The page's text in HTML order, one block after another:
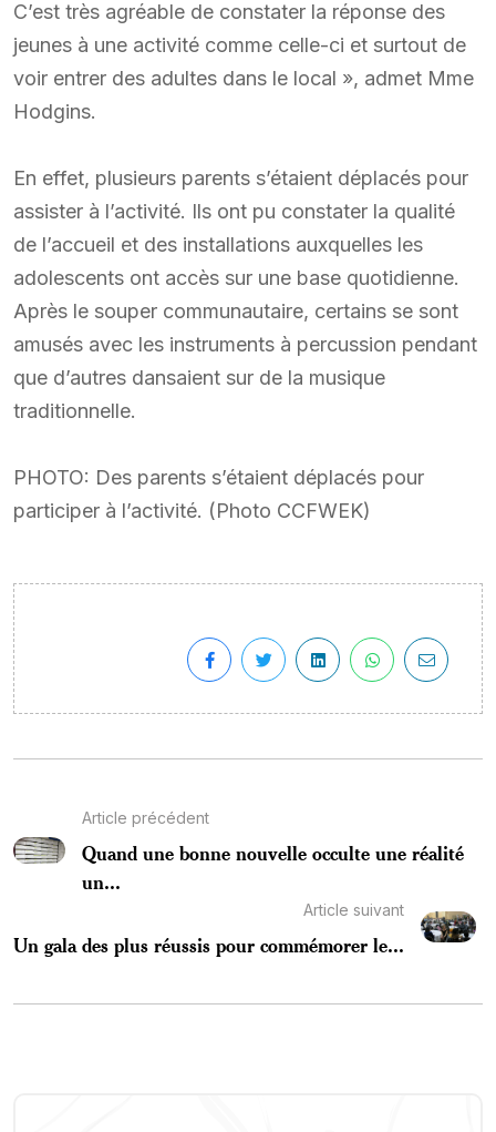
C’est très agréable de constater la réponse des
jeunes à une activité comme celle-ci et surtout de
voir entrer des adultes dans le local », admet Mme
Hodgins.
En effet, plusieurs parents s’étaient déplacés pour
assister à l’activité. Ils ont pu constater la qualité
de l’accueil et des installations auxquelles les
adolescents ont accès sur une base quotidienne.
Après le souper communautaire, certains se sont
amusés avec les instruments à percussion pendant
que d’autres dansaient sur de la musique
traditionnelle.
PHOTO: Des parents s’étaient déplacés pour
participer à l’activité. (Photo CCFWEK)
Article précédent
Quand une bonne nouvelle occulte une réalité
un...
Article suivant
Un gala des plus réussis pour commémorer le...